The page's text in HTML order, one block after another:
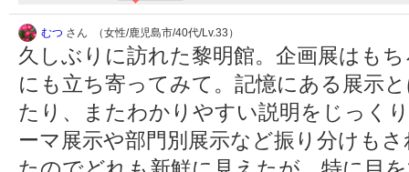
むつ さん （女性/鹿児島市/40代/Lv.33）
久しぶりに訪れた黎明館。企画展はも
にも立ち寄ってみて。記憶にある展示
たり、またわかりやすい説明をじっく
ーマ展示や部門別展示など振り分けも